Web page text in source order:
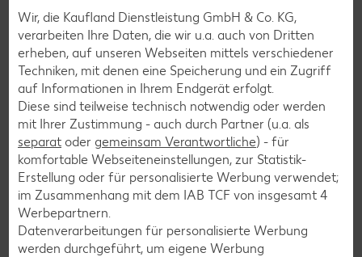
Fleisch-Rezepte
Fisch-Rezepte
Geflügel-Rezepte
Lamm-Rezepte
Grill-Rezepte
Muffin-Rezepte
Apfelkuchen-Rezepte
Schokokuchen-Rezepte
Wir, die Kaufland Dienstleistung GmbH & Co. KG,
verarbeiten Ihre Daten, die wir u.a. auch von Dritten
erheben, auf unseren Webseiten mittels verschiedener
Techniken, mit denen eine Speicherung und ein Zugriff
auf Informationen in Ihrem Endgerät erfolgt.
Diese sind teilweise technisch notwendig oder werden
mit Ihrer Zustimmung - auch durch Partner (u.a. als
separat oder gemeinsam Verantwortliche) - für
komfortable Webseiteneinstellungen, zur Statistik-
Erstellung oder für personalisierte Werbung verwendet;
im Zusammenhang mit dem IAB TCF von insgesamt 4
Werbepartnern.
Datenverarbeitungen für personalisierte Werbung
werden durchgeführt, um eigene Werbung